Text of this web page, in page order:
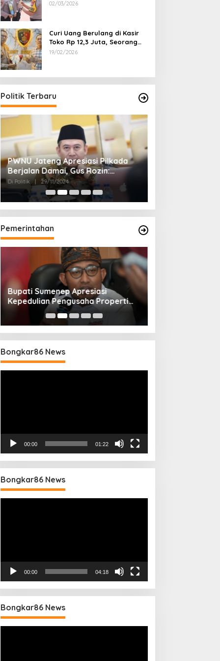
Dipecat
02/03/2026
Curi Uang Berulang di Kasir
Toko Rp 12,3 Juta, Seorang
Pemuda Diamankan Tim
19/02/2026
Politik Terbaru
PWNU Jateng Apresiasi Pilkada
Berjalan Damai, Gus Rozin:
Cerminan Kedewasaan Politik
Masyarakat
Di Politik | 29/11/2024
Pemerintahan
Bupati Sumenep Apresiasi
Kepedulian Pengusaha Properti
Bantu Korban Gempa
Bongkar86 News
00:00 01:22
Bongkar86 News
00:00 04:18
Bongkar86 News